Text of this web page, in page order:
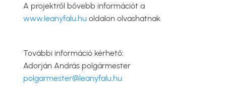
A projektről bővebb információt a
www.leanyfalu.hu oldalon olvashatnak.
További információ kérhető:
Adorján András polgármester
polgarmester@leanyfalu.hu